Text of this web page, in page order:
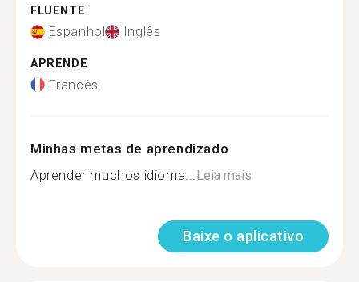
FLUENTE
Espanhol Inglês
APRENDE
Francês
Minhas metas de aprendizado
Aprender muchos idioma... Leia mais
Baixe o aplicativo